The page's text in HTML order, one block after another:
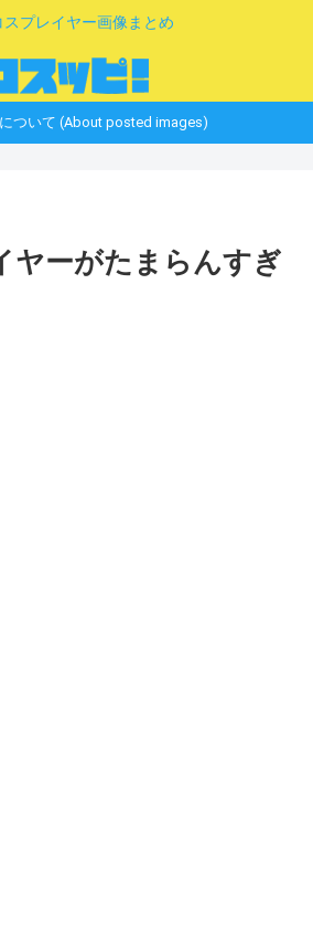
スプレイヤー画像まとめ
ついて (About posted images)
ヤーがたまらんすぎ